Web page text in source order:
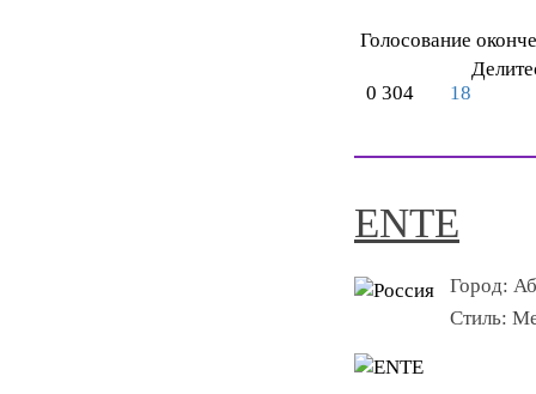
Голосование
18
0 304
ENTE
Город:
Стиль: